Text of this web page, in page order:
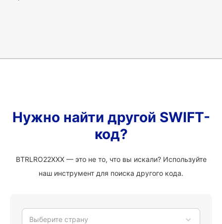
Нужно найти другой SWIFT-
код?
BTRLRO22XXX — это не то, что вы искали? Используйте
наш инструмент для поиска другого кода.
Выберите страну